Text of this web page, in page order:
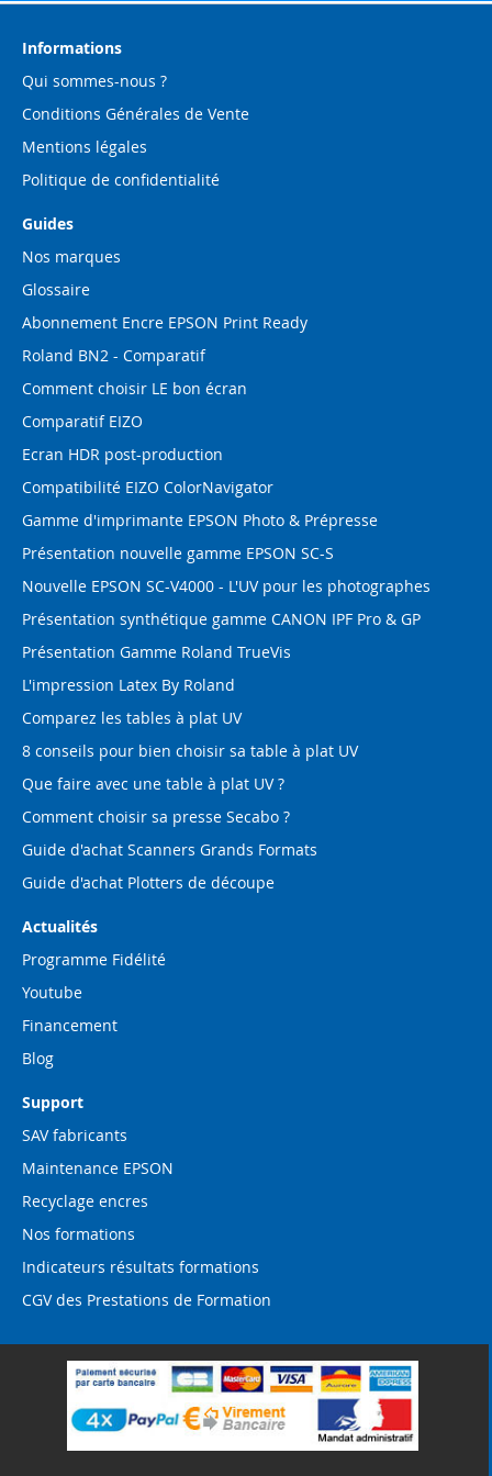
d’information
Informations
Qui sommes-nous ?
Conditions Générales de Vente
Mentions légales
Politique de confidentialité
Guides
Nos marques
Glossaire
Abonnement Encre EPSON Print Ready
Roland BN2 - Comparatif
Comment choisir LE bon écran
Comparatif EIZO
Ecran HDR post-production
Compatibilité EIZO ColorNavigator
Gamme d'imprimante EPSON Photo & Prépresse
Présentation nouvelle gamme EPSON SC-S
Nouvelle EPSON SC-V4000 - L'UV pour les photographes
Présentation synthétique gamme CANON IPF Pro & GP
Présentation Gamme Roland TrueVis
L'impression Latex By Roland
Comparez les tables à plat UV
8 conseils pour bien choisir sa table à plat UV
Que faire avec une table à plat UV ?
Comment choisir sa presse Secabo ?
Guide d'achat Scanners Grands Formats
Guide d'achat Plotters de découpe
Actualités
Programme Fidélité
Youtube
Financement
Blog
Support
SAV fabricants
Maintenance EPSON
Recyclage encres
Nos formations
Indicateurs résultats formations
CGV des Prestations de Formation